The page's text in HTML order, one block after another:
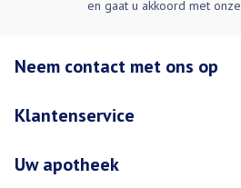
en gaat u akkoord met onze
Neem contact met ons op
Klantenservice
Uw apotheek